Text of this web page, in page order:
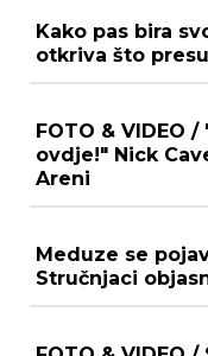
Kako pas bira
otkriva što
FOTO & VIDEO
ovdje!" Nick
Areni
Meduze se
Stručnjaci